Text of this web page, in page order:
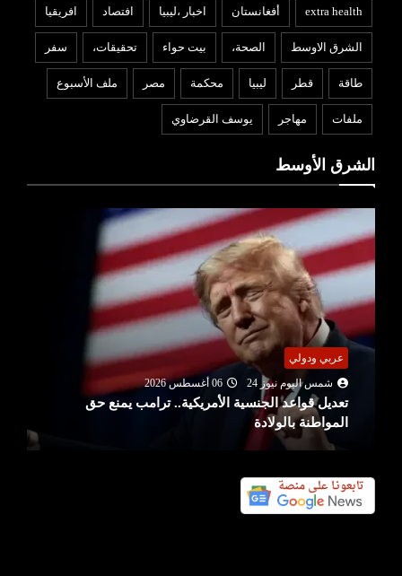
extra health أفغانستان اخبار ،ليبيا افتصاد افريقيا
الشرق الاوسط الصحة، بيت حواء تحقيقات، سفر
طاقة قطر ليبيا محكمة مصر ملف الأسبوع
ملفات مهاجر يوسف القرضاوي
الشرق الأوسط
عربي ودولي
شمس اليوم نيوز 24
06 أغسطس 2026
تعديل قواعد الجنسية الأمريكية.. ترامب يمنع حق
المواطنة بالولادة